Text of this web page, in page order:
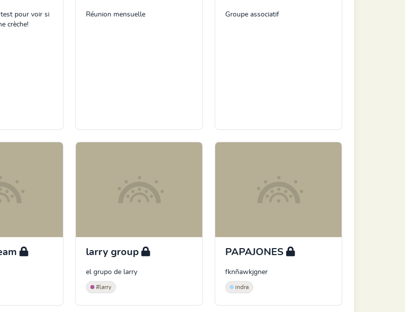
pour voir si
crèche!
Réunion mensuelle Groupe associatif
larry group
el grupo de larry
#larry
PAPAJONES
fknñawkjgner
indra